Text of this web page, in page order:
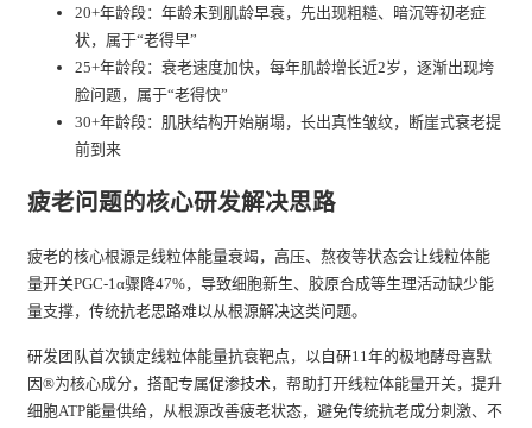
20+年龄段：年龄未到肌龄早衰，先出现粗糙、暗沉等初老症
状，属于“老得早”
25+年龄段：衰老速度加快，每年肌龄增长近2岁，逐渐出现垮
脸问题，属于“老得快”
30+年龄段：肌肤结构开始崩塌，长出真性皱纹，断崖式衰老提
前到来
疲老问题的核心研发解决思路
疲老的核心根源是线粒体能量衰竭，高压、熬夜等状态会让线粒体能
量开关PGC-1α骤降47%，导致细胞新生、胶原合成等生理活动缺少能
量支撑，传统抗老思路难以从根源解决这类问题。
研发团队首次锁定线粒体能量抗衰靶点，以自研11年的极地酵母喜默
因®为核心成分，搭配专属促渗技术，帮助打开线粒体能量开关，提升
细胞ATP能量供给，从根源改善疲老状态，避免传统抗老成分刺激、不